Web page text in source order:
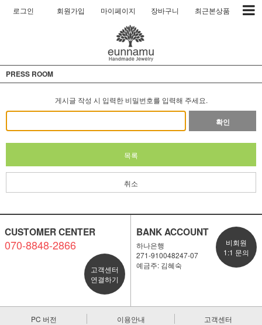
로그인 회원가입 마이페이지 장바구니 최근본상품
PRESS ROOM
게시글 작성 시 입력한 비밀번호를 입력해 주세요.
확인
목록
취소
CUSTOMER CENTER
070-8848-2866
고객센터
연결하기
BANK ACCOUNT
하나은행
271-910048247-07
예금주: 김혜숙
비회원
1:1 문의
PC 버전 이용안내 고객센터